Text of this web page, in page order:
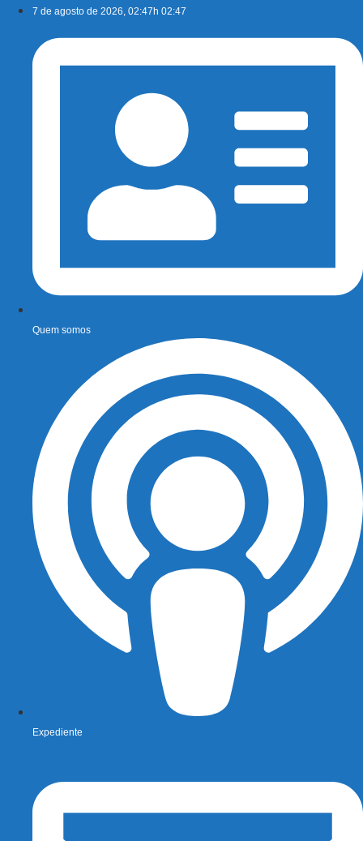
conteúdo
7 de agosto de 2026, 02:47h 02:47
Quem somos
Expediente